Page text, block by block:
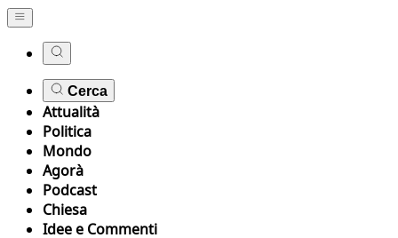
Cerca
Attualità
Politica
Mondo
Agorà
Podcast
Chiesa
Idee e Commenti